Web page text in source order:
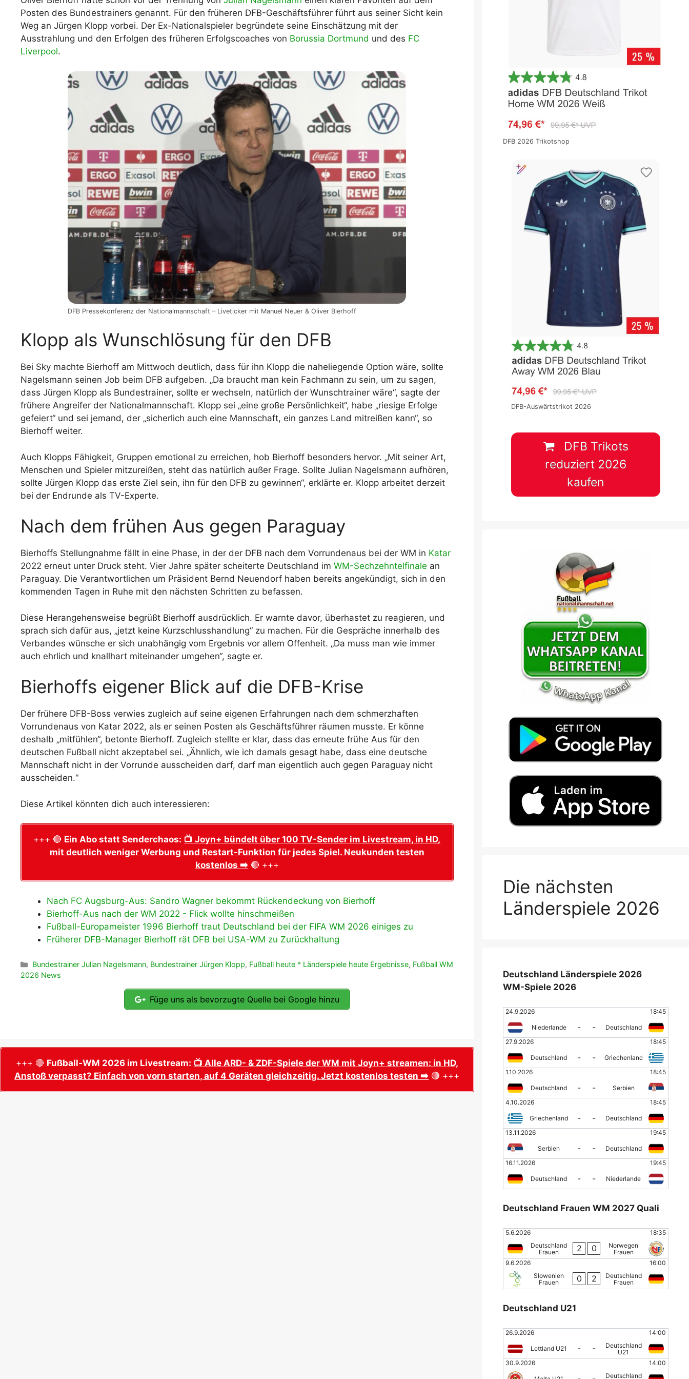
WM 2026 Spielplan Excel – kostenlos
downloaden & automatisch ausfüllen
Posten des Bundestrainers genannt. Für den früheren DFB-Geschäftsführer führt aus seiner Sicht kein
Weg an Jürgen Klopp vorbei. Der Ex-Nationalspieler begründete seine Einschätzung mit der
Ausstrahlung und den Erfolgen des früheren Erfolgscoaches von Borussia Dortmund und des FC
Liverpool.
DFB Pressekonferenz der Nationalmannschaft – Liveticker mit Manuel Neuer & Oliver Bierhoff
Klopp als Wunschlösung für den DFB
Bei Sky machte Bierhoff am Mittwoch deutlich, dass für ihn Klopp die naheliegende Option wäre, sollte
Nagelsmann seinen Job beim DFB aufgeben. „Da braucht man kein Fachmann zu sein, um zu sagen,
dass Jürgen Klopp als Bundestrainer, sollte er wechseln, natürlich der Wunschtrainer wäre“, sagte der
frühere Angreifer der Nationalmannschaft. Klopp sei „eine große Persönlichkeit“, habe „riesige Erfolge
gefeiert“ und sei jemand, der „sicherlich auch eine Mannschaft, ein ganzes Land mitreißen kann“, so
Bierhoff weiter.
Auch Klopps Fähigkeit, Gruppen emotional zu erreichen, hob Bierhoff besonders hervor. „Mit seiner Art,
Menschen und Spieler mitzureißen, steht das natürlich außer Frage. Sollte Julian Nagelsmann aufhören,
sollte Jürgen Klopp das erste Ziel sein, ihn für den DFB zu gewinnen“, erklärte er. Klopp arbeitet derzeit
bei der Endrunde als TV-Experte.
Nach dem frühen Aus gegen Paraguay
Bierhoffs Stellungnahme fällt in eine Phase, in der der DFB nach dem Vorrundenaus bei der WM in Katar
2022 erneut unter Druck steht. Vier Jahre später scheiterte Deutschland im WM-Sechzehntelfinale an
Paraguay. Die Verantwortlichen um Präsident Bernd Neuendorf haben bereits angekündigt, sich in den
kommenden Tagen in Ruhe mit den nächsten Schritten zu befassen.
Diese Herangehensweise begrüßt Bierhoff ausdrücklich. Er warnte davor, überhastet zu reagieren, und
sprach sich dafür aus, „jetzt keine Kurzschlusshandlung“ zu machen. Für die Gespräche innerhalb des
Verbandes wünsche er sich unabhängig vom Ergebnis vor allem Offenheit. „Da muss man wie immer
auch ehrlich und knallhart miteinander umgehen“, sagte er.
Bierhoffs eigener Blick auf die DFB-Krise
Der frühere DFB-Boss verwies zugleich auf seine eigenen Erfahrungen nach dem schmerzhaften
Vorrundenaus von Katar 2022, als er seinen Posten als Geschäftsführer räumen musste. Er könne
deshalb „mitfühlen“, betonte Bierhoff. Zugleich stellte er klar, dass das erneute frühe Aus für den
deutschen Fußball nicht akzeptabel sei. „Ähnlich, wie ich damals gesagt habe, dass eine deutsche
Mannschaft nicht in der Vorrunde ausscheiden darf, darf man eigentlich auch gegen Paraguay nicht
ausscheiden.“
Diese Artikel könnten dich auch interessieren:
+++ 🔴 Ein Abo statt Senderchaos: 📺 Joyn+ bündelt über 100 TV-Sender im Livestream, in HD,
mit deutlich weniger Werbung und Restart-Funktion für jedes Spiel. Neukunden testen
kostenlos ➡️🔴 +++
Nach FC Augsburg-Aus: Sandro Wagner bekommt Rückendeckung von Bierhoff
Bierhoff-Aus nach der WM 2022 - Flick wollte hinschmeißen
Fußball-Europameister 1996 Bierhoff traut Deutschland bei der FIFA WM 2026 einiges zu
Früherer DFB-Manager Bierhoff rät DFB bei USA-WM zu Zurückhaltung
Kategorien
Bundestrainer Julian Nagelsmann, Bundestrainer Jürgen Klopp, Fußball heute * Länderspiele heute Ergebnisse, Fußball WM
2026 News
Füge uns als bevorzugte Quelle bei Google hinzu
+++ 🔴 Fußball-WM 2026 im Livestream: 📺 Alle ARD- & ZDF-Spiele der WM mit Joyn+ streamen: in HD,
Anstoß verpasst? Einfach von vorn starten, auf 4 Geräten gleichzeitig. Jetzt kostenlos testen ➡️ 🔴 +++
DFB 2026 Trikotshop
DFB-Auswärtstrikot 2026
DFB Trikots
reduziert 2026
kaufen
Die nächsten
Länderspiele 2026
Deutschland Länderspiele 2026
WM-Spiele 2026
24.9.2026 18:45
Niederlande - -
Deutschland
27.9.2026
18:45
Deutschland - -
Griechenland
1.10.2026
18:45
Deutschland - -
Serbien
4.10.2026
18:45
Griechenland - -
Deutschland
13.11.2026
19:45
Serbien - -
Deutschland
16.11.2026
19:45
Deutschland - - Niederlande
Deutschland Frauen WM 2027 Quali
5.6.2026
18:35
Deutschland
Frauen
2 0
Norwegen
Frauen
9.6.2026
16:00
Slowenien
Frauen
0 2
Deutschland
Frauen
Deutschland U21
26.9.2026 14:00
Lettland U21 - -
Deutschland
U21
30.9.2026
14:00
Deutschland